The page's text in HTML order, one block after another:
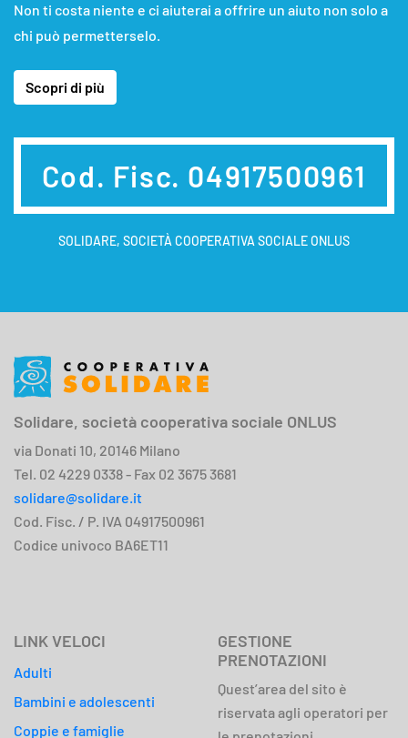
Non ti costa niente e ci aiuterai a offrire un aiuto non solo a
chi può permetterselo.
Scopri di più
Cod. Fisc. 04917500961
SOLIDARE, SOCIETÀ COOPERATIVA SOCIALE ONLUS
Solidare, società cooperativa sociale ONLUS
via Donati 10, 20146 Milano
Tel. 02 4229 0338 - Fax 02 3675 3681
solidare@solidare.it
Cod. Fisc. / P. IVA 04917500961
Codice univoco BA6ET11
LINK VELOCI
Adulti
Bambini e adolescenti
Coppie e famiglie
GESTIONE
PRENOTAZIONI
Quest’area del sito è
riservata agli operatori per